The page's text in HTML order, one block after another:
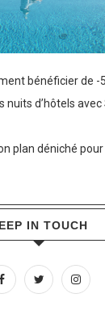
bénéficier de -
nuits d’hôtels avec
plan déniché
IN TOUCH